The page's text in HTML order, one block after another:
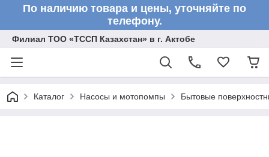
По наличию товара и цены, уточняйте по
телефону.
Филиал ТОО «ТССП Казахстан» в г. Актобе
Каталог Насосы и мотопомпы Бытовые